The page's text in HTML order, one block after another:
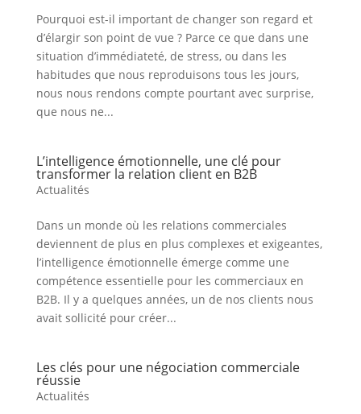
Pourquoi est-il important de changer son regard et
d’élargir son point de vue ? Parce ce que dans une
situation d’immédiateté, de stress, ou dans les
habitudes que nous reproduisons tous les jours,
nous nous rendons compte pourtant avec surprise,
que nous ne...
L’intelligence émotionnelle, une clé pour
transformer la relation client en B2B
Actualités
Dans un monde où les relations commerciales
deviennent de plus en plus complexes et exigeantes,
l’intelligence émotionnelle émerge comme une
compétence essentielle pour les commerciaux en
B2B. Il y a quelques années, un de nos clients nous
avait sollicité pour créer...
Les clés pour une négociation commerciale
réussie
Actualités